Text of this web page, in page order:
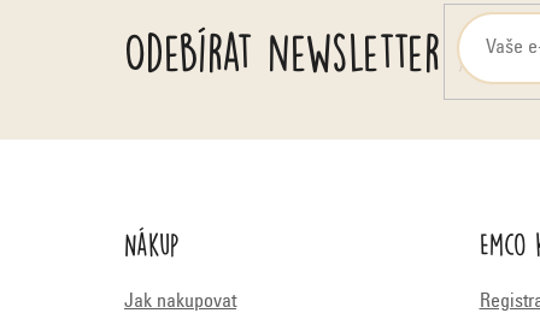
Odebírat newsletter
Nákup
Jak nakupovat
Emco